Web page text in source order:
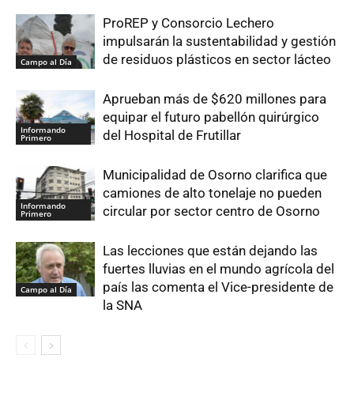
Campo al Día
ProREP y Consorcio Lechero
impulsarán la sustentabilidad y gestión
de residuos plásticos en sector lácteo
Informando
Primero
Aprueban más de $620 millones para
equipar el futuro pabellón quirúrgico
del Hospital de Frutillar
Informando
Primero
Municipalidad de Osorno clarifica que
camiones de alto tonelaje no pueden
circular por sector centro de Osorno
Campo al Día
Las lecciones que están dejando las
fuertes lluvias en el mundo agrícola del
país las comenta el Vice-presidente de
la SNA